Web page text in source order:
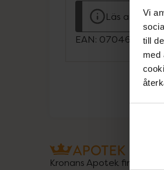
Vi
till
med
Läs alltid
EAN:
Kronans Apotek finns här